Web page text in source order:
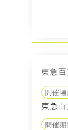
東急
開催
東急
開催